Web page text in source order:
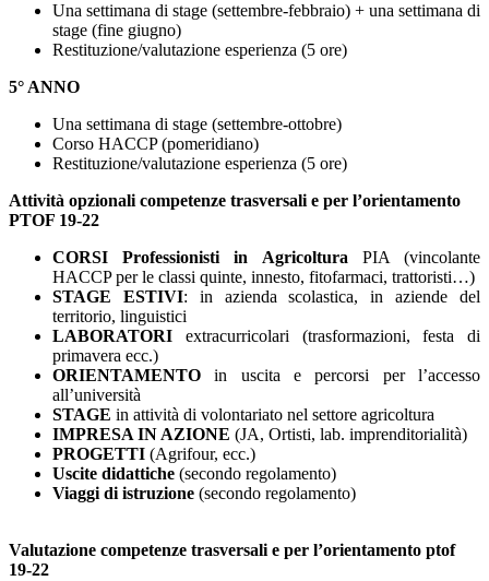
Una settimana di stage (settembre-febbraio) + una settimana di
stage (fine giugno)
Restituzione/valutazione esperienza (5 ore)
5° ANNO
Una settimana di stage (settembre-ottobre)
Corso HACCP (pomeridiano)
Restituzione/valutazione esperienza (5 ore)
Attività opzionali competenze trasversali e per l’orientamento
PTOF 19-22
CORSI Professionisti in Agricoltura PIA (vincolante
HACCP per le classi quinte, innesto, fitofarmaci, trattoristi…)
STAGE ESTIVI: in azienda scolastica, in aziende del
territorio, linguistici
LABORATORI extracurricolari (trasformazioni, festa di
primavera ecc.)
ORIENTAMENTO in uscita e percorsi per l’accesso
all’università
STAGE in attività di volontariato nel settore agricoltura
IMPRESA IN AZIONE (JA, Ortisti, lab. imprenditorialità)
PROGETTI (Agrifour, ecc.)
Uscite didattiche (secondo regolamento)
Viaggi di istruzione (secondo regolamento)
Valutazione competenze trasversali e per l’orientamento ptof
19-22